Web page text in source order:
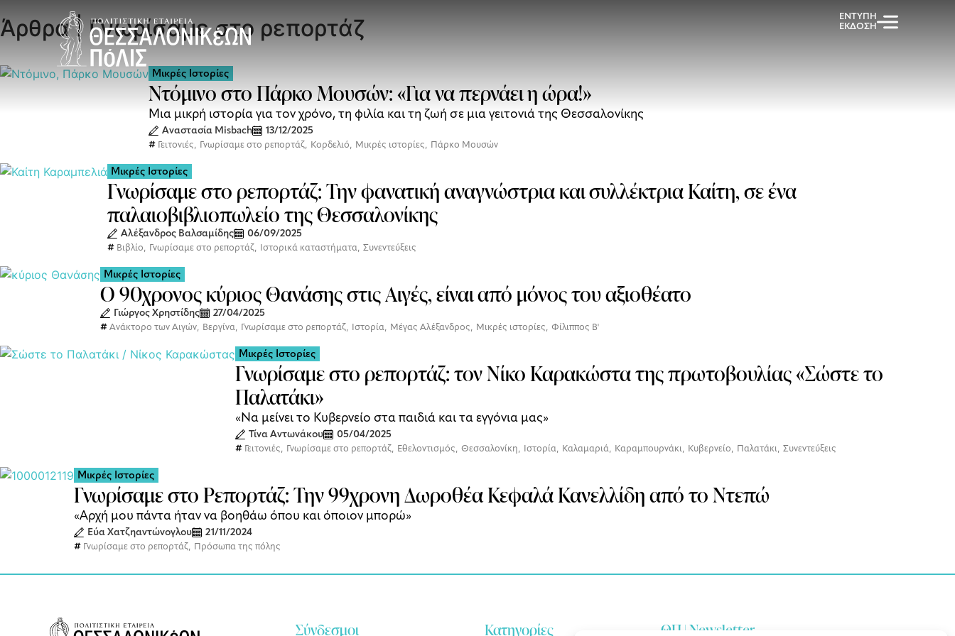
ΕΝΤΥΠΗ
ΕΚΔΟΣΗ
Άρθρα | Γνωρίσαμε στο ρεπορτάζ
Μικρές Ιστορίες
Ντόμινο στο Πάρκο Μουσών: «Για να περνάει η ώρα!»
Μια μικρή ιστορία για τον χρόνο, τη φιλία και τη ζωή σε μια γειτονιά της Θεσσαλονίκης
Αναστασία Misbach 13/12/2025
Γειτονιές, Γνωρίσαμε στο ρεπορτάζ, Κορδελιό, Μικρές ιστορίες, Πάρκο Μουσών
Μικρές Ιστορίες
Γνωρίσαμε στο ρεπορτάζ: Την φανατική αναγνώστρια και συλλέκτρια Καίτη, σε ένα
παλαιοβιβλιοπωλείο της Θεσσαλονίκης
Αλέξανδρος Βαλσαμίδης 06/09/2025
Βιβλίο, Γνωρίσαμε στο ρεπορτάζ, Ιστορικά καταστήματα, Συνεντεύξεις
Μικρές Ιστορίες
Ο 90χρονος κύριος Θανάσης στις Αιγές, είναι από μόνος του αξιοθέατο
Γιώργος Χρηστίδης 27/04/2025
Ανάκτορο των Αιγών, Βεργίνα, Γνωρίσαμε στο ρεπορτάζ, Ιστορία, Μέγας Αλέξανδρος, Μικρές ιστορίες, Φίλιππος Β'
Μικρές Ιστορίες
Γνωρίσαμε στο ρεπορτάζ: τον Νίκο Καρακώστα της πρωτοβουλίας «Σώστε το
Παλατάκι»
«Να μείνει το Κυβερνείο στα παιδιά και τα εγγόνια μας»
Τίνα Αντωνάκου 05/04/2025
Γειτονιές, Γνωρίσαμε στο ρεπορτάζ, Εθελοντισμός, Θεσσαλονίκη, Ιστορία, Καλαμαριά, Καραμπουρνάκι, Κυβερνείο, Παλατάκι, Συνεντεύξεις
Μικρές Ιστορίες
Γνωρίσαμε στο Ρεπορτάζ: Την 99χρονη Δωροθέα Κεφαλά Κανελλίδη από το Ντεπώ
«Αρχή μου πάντα ήταν να βοηθάω όπου και όποιον μπορώ»
Εύα Χατζηαντώνογλου 21/11/2024
Γνωρίσαμε στο ρεπορτάζ, Πρόσωπα της πόλης
Σύνδεσμοι Κατηγορίες ΘΠ | Newsletter